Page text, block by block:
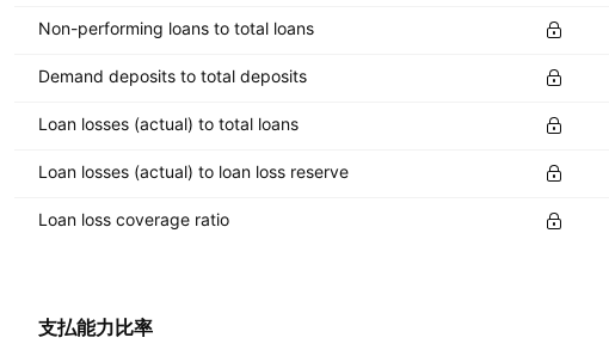
Non-performing loans to total loans
Demand deposits to total deposits
Loan losses (actual) to total loans
Loan losses (actual) to loan loss reserve
Loan loss coverage ratio
支払能力比率